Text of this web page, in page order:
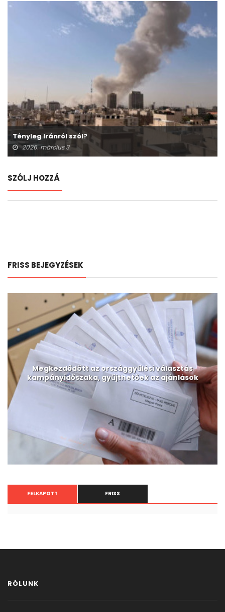
Tényleg Iránról szól?
2026. március 3.
SZÓLJ HOZZÁ
FRISS BEJEGYZÉSEK
Megkezdődött az országgyűlési választás
kampányidőszaka, gyűjthetőek az ajánlások
FELKAPOTT FRISS
RÓLUNK